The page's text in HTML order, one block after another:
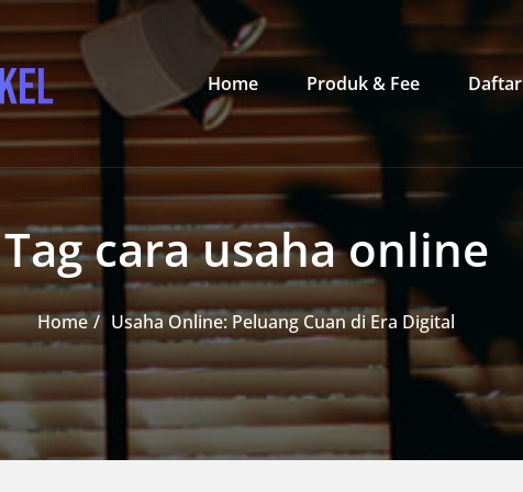
Primary Menu
Home
Produk & Fee Daftar
Tag cara usaha online
Home Usaha Online: Peluang Cuan di Era Digital